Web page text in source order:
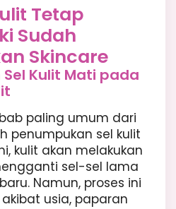
Tetap
Sudah
Skincare
Sel Kulit Mati pada
paling umum dari
penumpukan sel kulit
kulit akan melakukan
sel-sel lama
Namun, proses ini
usia, paparan